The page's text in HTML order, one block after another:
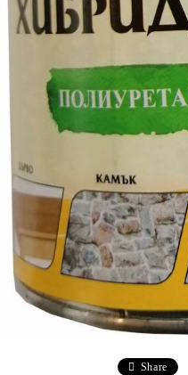
Share